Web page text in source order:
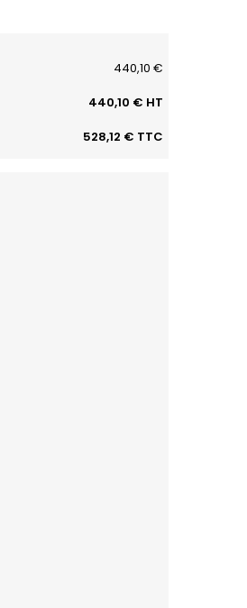
440,10 €
440,10 € HT
528,12 € TTC